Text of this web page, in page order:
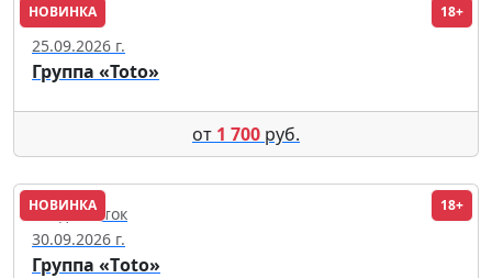
НОВИНКА 18+
Сочи
25.09.2026 г.
Группа «Toto»
от 1 700 руб.
НОВИНКА 18+
Владивосток
30.09.2026 г.
Группа «Тoto»